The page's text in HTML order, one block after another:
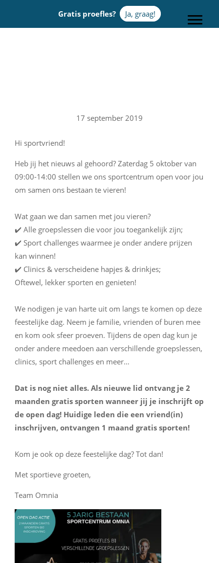
Gratis proefles? Ja, graag!
17 september 2019
Hi sportvriend!
Heb jij het nieuws al gehoord? Zaterdag 5 oktober van
09:00-14:00 stellen we ons sportcentrum open voor jou
om samen ons bestaan te vieren! ⁠⠀
Wat gaan we dan samen met jou vieren?⁠⠀
✔️ Alle groepslessen die voor jou toegankelijk zijn;⁠⠀
✔️ Sport challenges waarmee je onder andere prijzen
kan winnen!⁠⠀
✔️ Clinics & verscheidene hapjes & drinkjes;⁠⠀
Oftewel, lekker sporten en genieten!⁠⠀
We nodigen je van harte uit om langs te komen op deze
feestelijke dag. Neem je familie, vrienden of buren mee
en kom ook sfeer proeven. Tijdens de open dag kun je
onder andere meedoen aan verschillende groepslessen,
clinics, sport challenges en meer… ⁠⠀
Dat is nog niet alles. Als nieuwe lid ontvang je 2
maanden gratis sporten wanneer jij je inschrijft op
de open dag! Huidige leden die een vriend(in)
inschrijven, ontvangen 1 maand gratis sporten!
Kom je ook op deze feestelijke dag? Tot dan!
Met sportieve groeten,
Team Omnia